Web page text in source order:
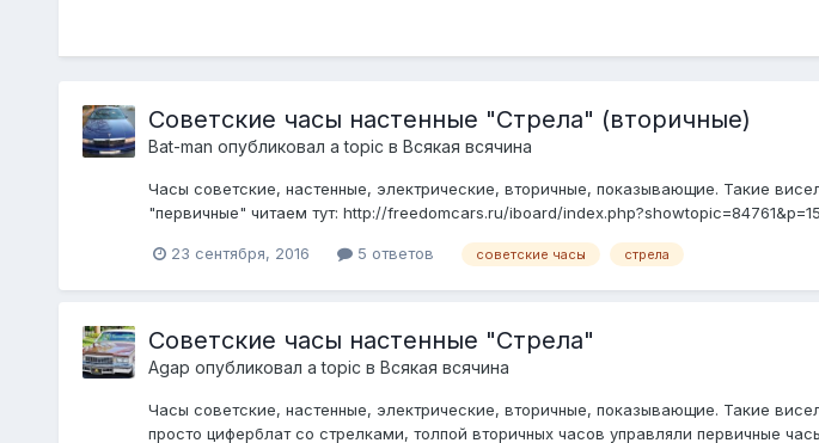
Советские часы настенные "Стрела" (вторичные)
Bat-man опубликовал a topic в Всякая всячина
Часы советские, настенные, электрические, вторичные, показывающие. Такие
"первичные" читаем тут: http://freedomcars.ru/iboard/
23 сентября, 2016 5 ответов советские часы стрела
Советские часы настенные "Стрела"
Agap опубликовал a topic в Всякая всячина
Часы советские, настенные, электрические, вторичные, показывающие. Такие
просто циферблат со стрелками, толпой вторичных часов управляли первичные